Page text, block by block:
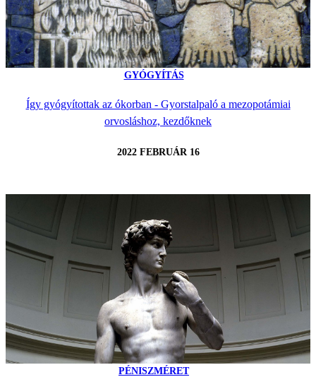
GYÓGYÍTÁS
Így gyógyítottak az ókorban - Gyorstalpaló a mezopotámiai
orvosláshoz, kezdőknek
2022 FEBRUÁR 16
PÉNISZMÉRET